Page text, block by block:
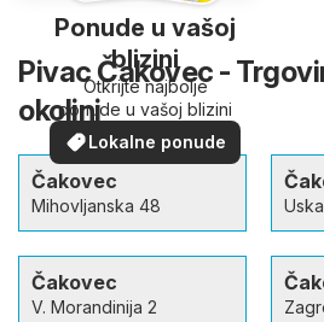
Ponude u vašoj
blizini
Otkrijte najbolje
ponude u vašoj blizini
Lokalne ponude
Pivac Čakovec -
okolini
Čakovec
Mihovljanska 48 Uska
Čakovec
V. Morandinija 2